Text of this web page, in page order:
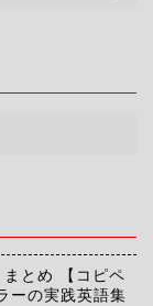
とめ 【コピペ
ーの実践英語集